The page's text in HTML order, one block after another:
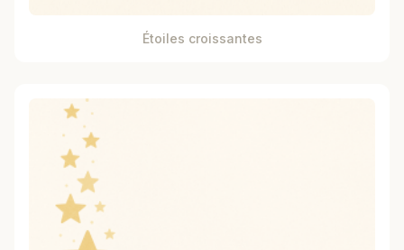
Étoiles croissantes